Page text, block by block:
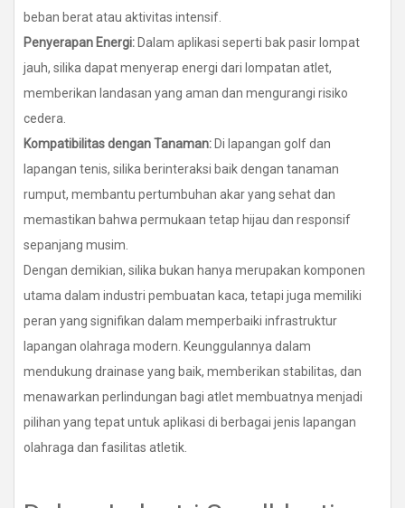
beban berat atau aktivitas intensif.
Penyerapan Energi: Dalam aplikasi seperti bak pasir lompat
jauh, silika dapat menyerap energi dari lompatan atlet,
memberikan landasan yang aman dan mengurangi risiko
cedera.
Kompatibilitas dengan Tanaman: Di lapangan golf dan
lapangan tenis, silika berinteraksi baik dengan tanaman
rumput, membantu pertumbuhan akar yang sehat dan
memastikan bahwa permukaan tetap hijau dan responsif
sepanjang musim.
Dengan demikian, silika bukan hanya merupakan komponen
utama dalam industri pembuatan kaca, tetapi juga memiliki
peran yang signifikan dalam memperbaiki infrastruktur
lapangan olahraga modern. Keunggulannya dalam
mendukung drainase yang baik, memberikan stabilitas, dan
menawarkan perlindungan bagi atlet membuatnya menjadi
pilihan yang tepat untuk aplikasi di berbagai jenis lapangan
olahraga dan fasilitas atletik.